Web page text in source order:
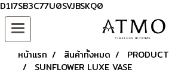
D1I7SB3C77U0SVJBSKQ0
หน้าแรก สินค้าทั้งหมด
PRODUCT
SUNFLOWER LUXE VASE